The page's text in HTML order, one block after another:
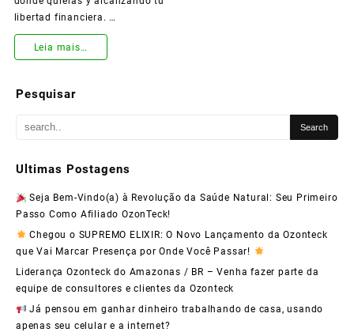
libertad financiera. …
¡Súmate
Ozonteck
y
Vida
con
Nuestro
Programa
de
Leia mais…
Pesquisar
Ultimas Postagens
Seja Bem-Vindo(a) à Revolução da Saúde Natural: Seu Primeiro
Passo Como Afiliado OzonTeck!
Chegou o SUPREMO ELIXIR: O Novo Lançamento da Ozonteck
que Vai Marcar Presença por Onde Você Passar!
Liderança Ozonteck do Amazonas / BR – Venha fazer parte da
equipe de consultores e clientes da Ozonteck
Já pensou em ganhar dinheiro trabalhando de casa, usando
apenas seu celular e a internet?